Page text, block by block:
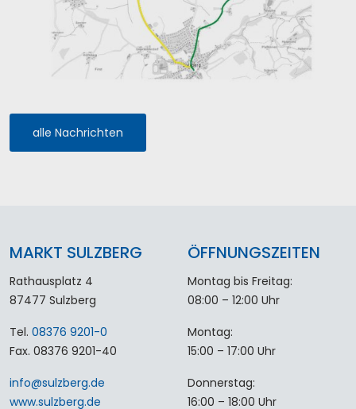
alle Nachrichten
MARKT SULZBERG
Rathausplatz 4
87477 Sulzberg
Tel. 08376 9201-0
Fax. 08376 9201-40
info@sulzberg.de
www.sulzberg.de
ÖFFNUNGSZEITEN
Montag bis Freitag:
08:00 – 12:00 Uhr
Montag:
15:00 – 17:00 Uhr
Donnerstag:
16:00 – 18:00 Uhr